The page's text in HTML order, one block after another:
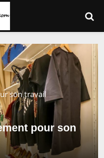
son travail
pour son